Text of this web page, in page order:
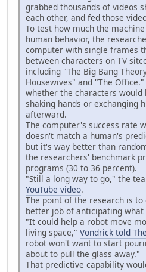
grabbed thousands of videos
each other, and fed those
To test how much the
human behavior, the
computer with single frames
between characters on TV
including "The Big Bang
Housewives" and "The
whether the characters would
shaking hands or exchanging
afterward.
The computer's success rate
doesn't match a human's
but it's way better than
the researchers' benchmark
programs (30 to 36 percent).
"Still a long way to go," the
YouTube video.
The point of the research is
better job of anticipating what
"It could help a robot move
living space," Vondrick told
robot won't want to start
about to pull the glass away."
That predictive capability